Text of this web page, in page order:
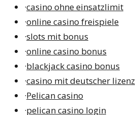
·casino ohne einsatzlimit
·online casino freispiele
·slots mit bonus
·online casino bonus
·blackjack casino bonus
·casino mit deutscher lizenz
·Pelican casino
·pelican casino login